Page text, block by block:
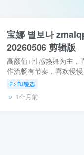
宝娜 별보나
20260506 剪辑版
高颜值+性感热舞为主，
作流畅有节奏，喜欢慢
+ 粉丝互动为主，偶尔
于耐看且专注舞感的类
BJ臻选
1个月前